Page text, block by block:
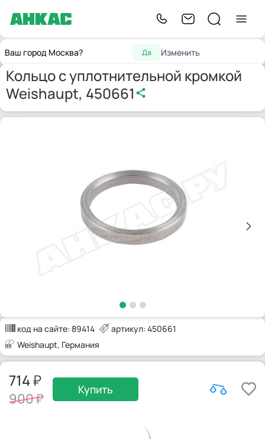
Ваш город Москва? Да Изменить
Главнаядля горелок
кромкой Weishaupt, 450661
Кольцо с уплотнительной кромкой
Weishaupt, 450661
код на сайте: 89414
артикул: 450661
Weishaupt, Германия
714
900
Купить